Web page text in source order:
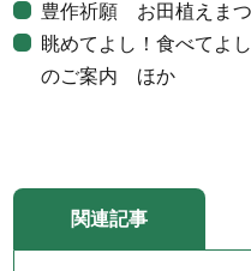
豊作祈願 お田植えま
眺めてよし！食べてよ
のご案内 ほか
関連記事